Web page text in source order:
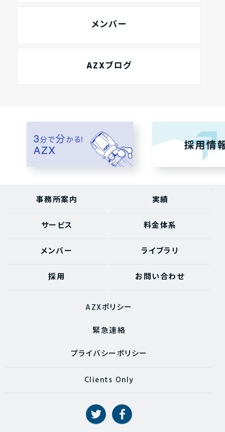
メンバー
AZXブログ
事務所案内 実績
サービス 料金体系
メンバー ライブラリ
採用 お問い合わせ
AZXポリシー
緊急連絡
プライバシーポリシー
Clients Only